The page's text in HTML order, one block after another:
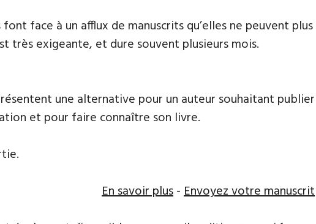
face à un afflux de manuscrits qu’elles ne peuvent
très exigeante, et dure souvent plusieurs mois.
une alternative pour un auteur souhaitant
et pour faire connaître son livre.
En savoir plus-Envoyez votre manuscrit